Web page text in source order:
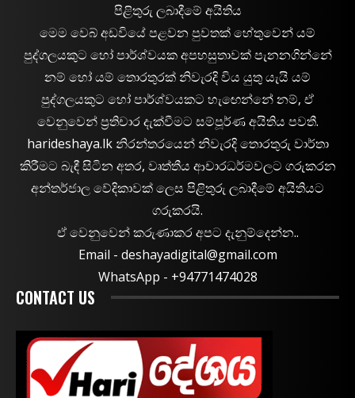
පිළිතුරු ලබාදීමේ අයිතිය
මෙම වෙබ් අඩවියේ පළවන පුවතක් හේතුවෙන් යම්
පුද්ගලයකුට හෝ පාර්ශ්වයක අපහසුතාවක් පැනනගින්නේ
නම් හෝ යම් තොරතුරක් නිවැරදි විය යුතු යැයි යම්
පුද්ගලයකුට හෝ පාර්ශ්වයකට හැඟෙන්නේ නම්, ඒ
වෙනුවෙන් ප්‍රතිචාර දැක්වීමට සම්පූර්ණ අයිතිය පවතී.
harideshaya.lk නිරන්තරයෙන් නිවැරදි තොරතුරු වාර්තා
කිරීමට බැඳී සිටින අතර, වෘත්තීය ආචාරධර්මවලට ගරුකරන
අන්තර්ජාල වේදිකාවක් ලෙස පිළිතුරු ලබාදීමේ අයිතියට
ගරුකරයි.
ඒ වෙනුවෙන් කරුණාකර අපට දැනුම්දෙන්න..
Email - deshayadigital@gmail.com
WhatsApp - ‪+94771474028
CONTACT US